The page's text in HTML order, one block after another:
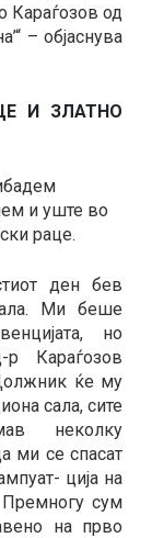
Караѓозов од
– објаснува
И ЗЛАТНО
и уште во
раце.
ден бев
Ми беше
но
Караѓозов
ќе му
сала, сите
неколку
ми се спасат
ција на
Премногу сум
на прво